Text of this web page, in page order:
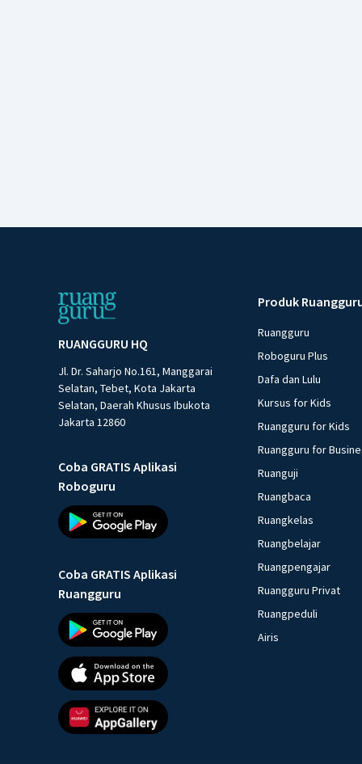
RUANGGURU HQ
Jl. Dr. Saharjo No.161, Manggarai
Selatan, Tebet, Kota Jakarta
Selatan, Daerah Khusus Ibukota
Jakarta 12860
Coba GRATIS Aplikasi
Roboguru
Coba GRATIS Aplikasi
Ruangguru
Produk
Ruangguru
Roboguru Plus
Dafa dan Lulu
Kursus for Kids
Ruangguru for Kids
Ruangguru for
Ruanguji
Ruangbaca
Ruangkelas
Ruangbelajar
Ruangpengajar
Ruangguru Privat
Ruangpeduli
Airis